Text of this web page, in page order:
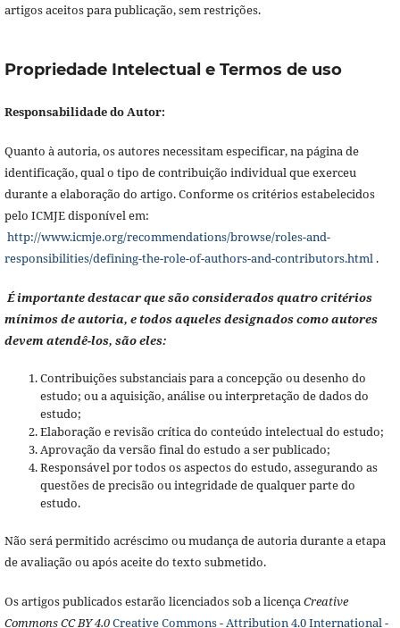
artigos aceitos para publicação, sem restrições.
Propriedade Intelectual e Termos de uso
Responsabilidade do Autor:
Quanto à autoria, os autores necessitam especificar, na página de
identificação, qual o tipo de contribuição individual que exerceu
durante a elaboração do artigo. Conforme os critérios estabelecidos
pelo ICMJE disponível em:
http://www.icmje.org/recommendations/browse/roles-and-
responsibilities/defining-the-role-of-authors-and-contributors.html.
É importante destacar que são considerados quatro critérios
mínimos de autoria, e todos aqueles designados como autores
devem atendê-los, são eles:
Contribuições substanciais para a concepção ou desenho do
estudo; ou a aquisição, análise ou interpretação de dados do
estudo;
Elaboração e revisão crítica do conteúdo intelectual do estudo;
Aprovação da versão final do estudo a ser publicado;
Responsável por todos os aspectos do estudo, assegurando as
questões de precisão ou integridade de qualquer parte do
estudo.
Não será permitido acréscimo ou mudança de autoria durante a etapa
de avaliação ou após aceite do texto submetido.
Os artigos publicados estarão licenciados sob a licençaCreative
Commons CC BY 4.0Creative Commons - Attribution 4.0 International -